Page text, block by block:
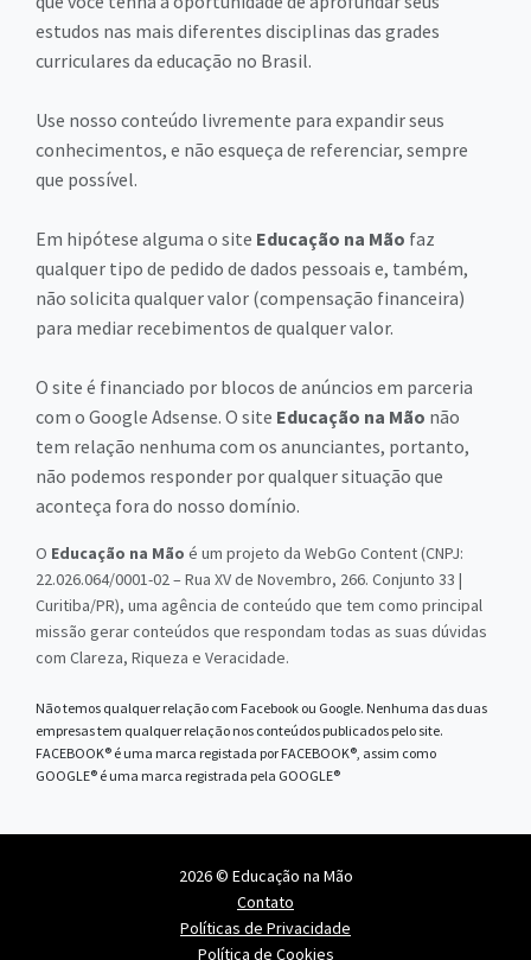
estudos nas mais diferentes disciplinas das grades
curriculares da educação no Brasil.
Use nosso conteúdo livremente para expandir seus
conhecimentos, e não esqueça de referenciar, sempre
que possível.
Em hipótese alguma o site Educação na Mão faz
qualquer tipo de pedido de dados pessoais e, também,
não solicita qualquer valor (compensação financeira)
para mediar recebimentos de qualquer valor.
O site é financiado por blocos de anúncios em parceria
com o Google Adsense. O site Educação na Mão não
tem relação nenhuma com os anunciantes, portanto,
não podemos responder por qualquer situação que
aconteça fora do nosso domínio.
O Educação na Mão é um projeto da WebGo Content (CNPJ:
22.026.064/0001-02 – Rua XV de Novembro, 266. Conjunto 33 |
Curitiba/PR), uma agência de conteúdo que tem como principal
missão gerar conteúdos que respondam todas as suas dúvidas
com Clareza, Riqueza e Veracidade.
Não temos qualquer relação com Facebook ou Google. Nenhuma das duas
empresas tem qualquer relação nos conteúdos publicados pelo site.
FACEBOOK® é uma marca registada por FACEBOOK®, assim como
GOOGLE® é uma marca registrada pela GOOGLE®
2026 © Educação na Mão
Contato
Políticas de Privacidade
Política de Cookies